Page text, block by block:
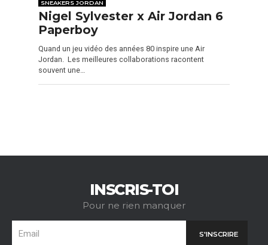
SNEAKERS JORDAN
Nigel Sylvester x Air Jordan 6
Paperboy
Quand un jeu vidéo des années 80 inspire une Air
Jordan. Les meilleures collaborations racontent
souvent une…
INSCRIS-TOI
Pour ne rien manquer